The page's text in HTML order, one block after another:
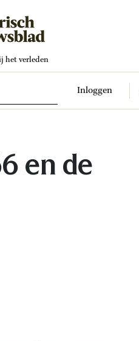
het verleden
Inloggen
en de